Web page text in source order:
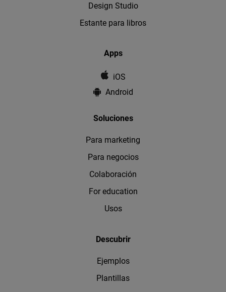
Design Studio
Estante para libros
Apps
iOS
Android
Soluciones
Para marketing
Para negocios
Colaboración
For education
Usos
Descubrir
Ejemplos
Plantillas